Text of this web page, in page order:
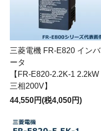
三菱電機 FR-E820 インバ
ータ
【FR-E820-2.2K-1 2.2kW
三相200V】
44,550円(税4,050円)